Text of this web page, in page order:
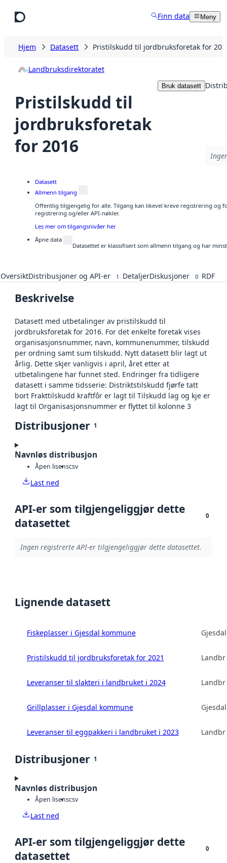
Finn data Meny
Hjem Datasett Pristilskudd til jordbruksforetak for
Landbruksdirektoratet
Pristilskudd til
jordbruksforetak
for 2016
Bruk datasett
Datasett
Allmenn tilgang
Offentlig tilgjengelig for alle. Tilgang kan likevel kreve registrering og
registrering og/eller API-nøkler.
Les mer om tilgangsnivåer her
Åpne data
Datasettet er klassifisert som allmenn tilgang og har
OversiktDistribusjoner og API-er 1 DetaljerDiskusjoner 0 RDF
Beskrivelse
Datasett med utbetalinger av pristilskudd til
jordbruksforetak for 2016. For det enkelte foretak vises
organisasjonsnummer, navn, kommunenummer, tilskudd
per ordning samt sum tilskudd. Nytt datasett blir lagt ut
årlig. Dette skjer vanligvis i april, året etter at
utbetalingene har funnet sted. Endringer fra tidligere
datasett i samme tidsserie: Distriktstilskudd fjørfe tatt
bort Frakttilskudd kraftfôr er lagt til Tilskudd lag og kje er
lagt til Organisasjonsnummer er flyttet til kolonne 3
Distribusjoner 1
Navnløs distribusjon
Åpen lisenscsv
Last ned
API-er som tilgjengeliggjør dette
datasettet
0
Ingen registrerte API-er tilgjengeliggjør dette datasettet.
Lignende datasett
Fiskeplasser i Gjesdal kommune
Pristilskudd til jordbruksforetak for 2021
Leveranser til slakteri i landbruket i 2024
Grillplasser i Gjesdal kommune
Leveranser til eggpakkeri i landbruket i 2023
Distribusjoner 1
Navnløs distribusjon
Åpen lisenscsv
Last ned
API-er som tilgjengeliggjør dette
datasettet
0